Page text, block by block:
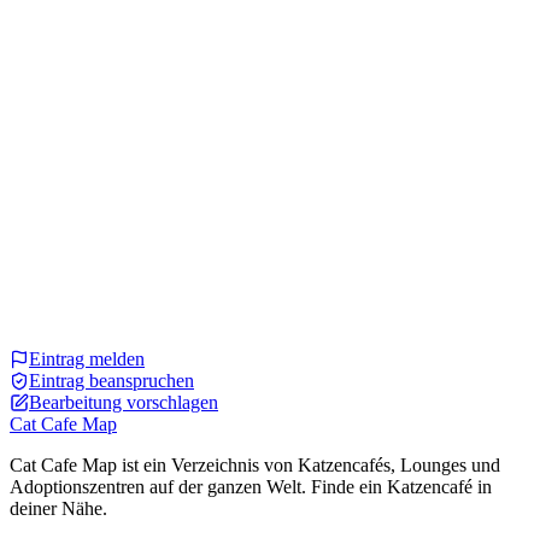
Eintrag melden
Eintrag beanspruchen
Bearbeitung vorschlagen
Cat Cafe Map
Cat Cafe Map ist ein Verzeichnis von Katzencafés, Lounges und
Adoptionszentren auf der ganzen Welt. Finde ein Katzencafé in
deiner Nähe.